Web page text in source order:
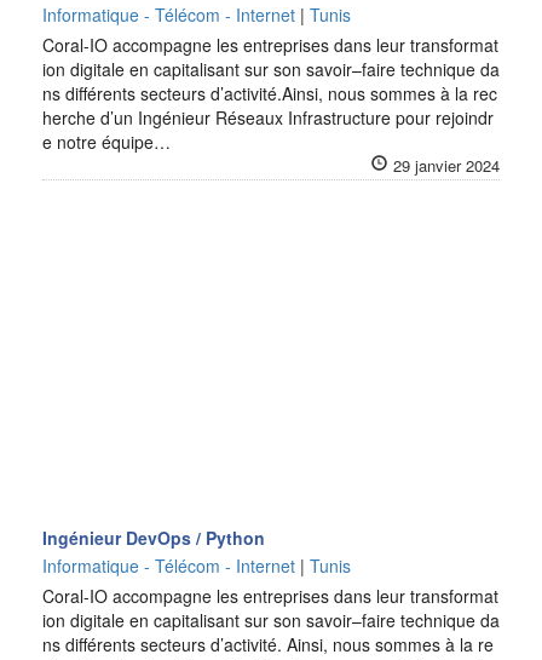
Informatique - Télécom - Internet | Tunis
Coral-IO accompagne les entreprises dans leur transformat
ion digitale en capitalisant sur son savoir–faire technique da
ns différents secteurs d’activité.Ainsi, nous sommes à la rec
herche d’un Ingénieur Réseaux Infrastructure pour rejoindr
e notre équipe…
29 janvier 2024
Ingénieur DevOps / Python
Informatique - Télécom - Internet | Tunis
Coral-IO accompagne les entreprises dans leur transformat
ion digitale en capitalisant sur son savoir–faire technique da
ns différents secteurs d’activité. Ainsi, nous sommes à la re